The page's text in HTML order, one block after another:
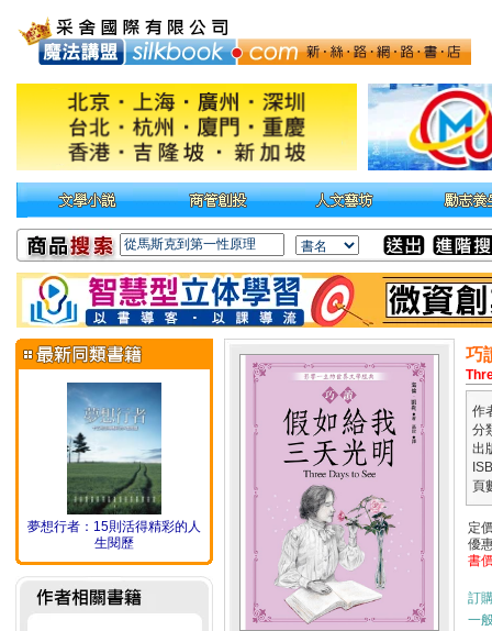
夢想行者：15則活得精彩的人
生閱歷
巧
作
分
出
頁
定
優
書
訂
一